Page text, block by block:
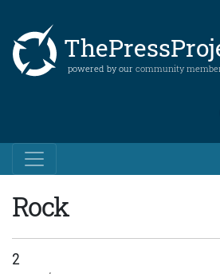
powered by our community
Rock
2